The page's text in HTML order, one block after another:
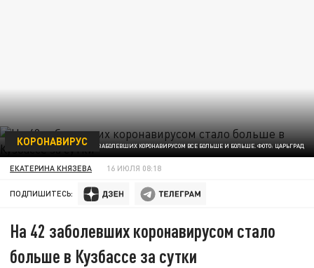
ЗАБОЛЕВШИХ КОРОНАВИРУСОМ ВСЕ БОЛЬШЕ И БОЛЬШЕ. ФОТО: ЦАРЬГРАД
КОРОНАВИРУС
ЕКАТЕРИНА КНЯЗЕВА 16 ИЮЛЯ 08:18
ПОДПИШИТЕСЬ:
На 42 заболевших коронавирусом стало
больше в Кузбассе за сутки